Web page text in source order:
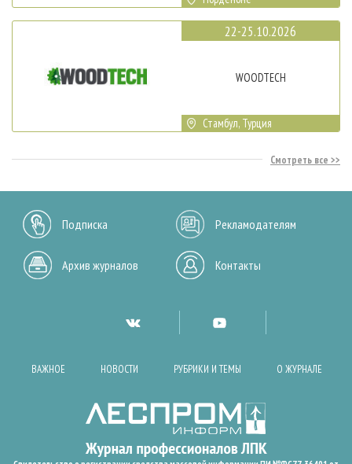
22-25.10.2026
WOODTECH
Стамбул, Турция
Смотреть все
Подписка Рекламодателям
Архив журналов Контакты
ВАЖНОЕ НОВОСТИ РУБРИКИ И ТЕМЫ О ЖУРНАЛЕ